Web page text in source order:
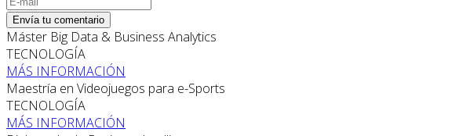
Envía tu comentario
Máster Big Data & Business Analytics
TECNOLOGÍA
MÁS INFORMACIÓN
Maestría en Videojuegos para e-Sports
TECNOLOGÍA
MÁS INFORMACIÓN